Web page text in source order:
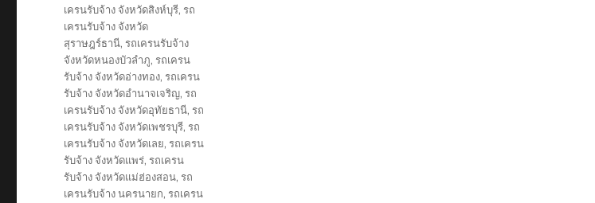
เครนรับจ้าง จังหวัดสิงห์บุรี,รถ
เครนรับจ้าง จังหวัด
สุราษฎร์ธานี,รถเครนรับจ้าง
จังหวัดหนองบัวลำภู,รถเครน
รับจ้าง จังหวัดอ่างทอง,รถเครน
รับจ้าง จังหวัดอำนาจเจริญ,รถ
เครนรับจ้าง จังหวัดอุทัยธานี,รถ
เครนรับจ้าง จังหวัดเพชรบุรี,รถ
เครนรับจ้าง จังหวัดเลย,รถเครน
รับจ้าง จังหวัดแพร่,รถเครน
รับจ้าง จังหวัดแม่ฮ่องสอน,รถ
เครนรับจ้าง นครนายก,รถเครน